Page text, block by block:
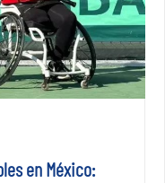
en México: